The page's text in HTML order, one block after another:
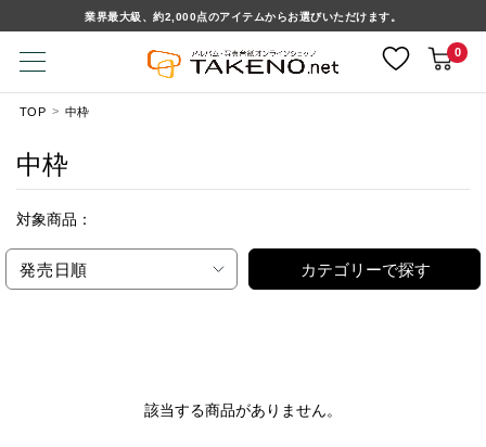
業界最大級、約2,000点のアイテムからお選びいただけます。
0
TOP 中枠
中枠
対象商品：
発売日順 カテゴリーで探す
該当する商品がありません。